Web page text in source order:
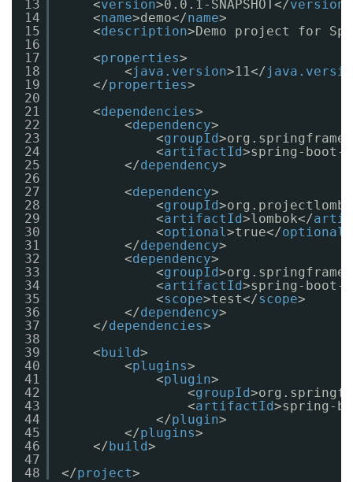
13
14
15
16
17
18
19
20
21
22
23
24
25
26
27
28
29
30
31
32
33
34
35
36
37
38
39
40
41
42
43
44
45
46
47
48
<version>0.0.1-SNAPSHOT</version
<name>demo</name>
<description>Demo project for
<properties>
<java.version>11</
</properties>
<dependencies>
<dependency>
<groupId
<artifactId>spring-boot-
</dependency>
<dependency>
<groupId
<artifactId>lombok</
<optional>true</optional
</dependency>
<dependency>
<groupId
<artifactId>spring-
<scope>test</scope>
</dependency>
</dependencies>
< build>
<plugins>
<plugin>
<groupId
<artifactId>spring-
</plugin>
</plugins>
</ build>
</project>